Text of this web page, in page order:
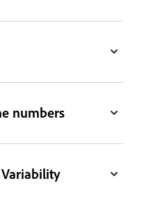
numbers